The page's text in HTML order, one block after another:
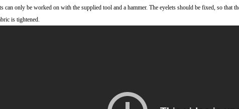
can only be worked on with the supplied tool and a hammer. The eyelets should be fixed, so that
is tightened.